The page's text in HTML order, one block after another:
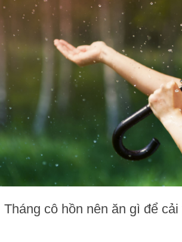
Tháng cô hồn nên ăn gì để